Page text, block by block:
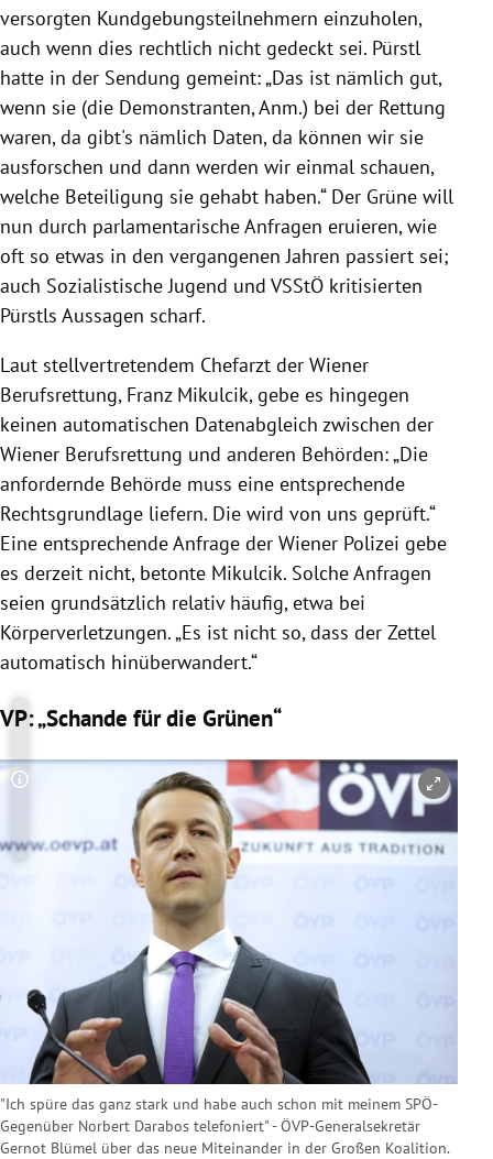
versorgten Kundgebungsteilnehmern einzuholen,
auch wenn dies rechtlich nicht gedeckt sei. Pürstl
hatte in der Sendung gemeint: „Das ist nämlich gut,
wenn sie (die Demonstranten, Anm.) bei der Rettung
waren, da gibt's nämlich Daten, da können wir sie
ausforschen und dann werden wir einmal schauen,
welche Beteiligung sie gehabt haben.“ Der Grüne will
nun durch parlamentarische Anfragen eruieren, wie
oft so etwas in den vergangenen Jahren passiert sei;
auch Sozialistische Jugend und VSStÖ kritisierten
Pürstls Aussagen scharf.
Laut stellvertretendem Chefarzt der Wiener
Berufsrettung, Franz Mikulcik, gebe es hingegen
keinen automatischen Datenabgleich zwischen der
Wiener Berufsrettung und anderen Behörden: „Die
anfordernde Behörde muss eine entsprechende
Rechtsgrundlage liefern. Die wird von uns geprüft.“
Eine entsprechende Anfrage der Wiener Polizei gebe
es derzeit nicht, betonte Mikulcik. Solche Anfragen
seien grundsätzlich relativ häufig, etwa bei
Körperverletzungen. „Es ist nicht so, dass der Zettel
automatisch hinüberwandert.“
VP: „Schande für die Grünen“
Copyright-Hinweis öffnen/schließen
"Ich spüre das ganz stark und habe auch schon mit meinem SPÖ-
Gegenüber Norbert Darabos telefoniert" - ÖVP-Generalsekretär
Gernot Blümel über das neue Miteinander in der Großen Koalition.